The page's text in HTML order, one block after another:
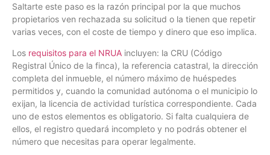
Saltarte este paso es la razón principal por la que muchos
propietarios ven rechazada su solicitud o la tienen que repetir
varias veces, con el coste de tiempo y dinero que eso implica.
Los requisitos para el NRUA incluyen: la CRU (Código
Registral Único de la finca), la referencia catastral, la dirección
completa del inmueble, el número máximo de huéspedes
permitidos y, cuando la comunidad autónoma o el municipio lo
exijan, la licencia de actividad turística correspondiente. Cada
uno de estos elementos es obligatorio. Si falta cualquiera de
ellos, el registro quedará incompleto y no podrás obtener el
número que necesitas para operar legalmente.